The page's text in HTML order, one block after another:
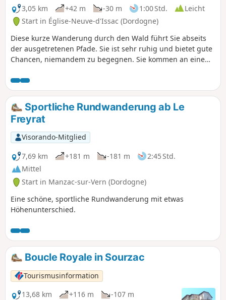
3,05 km +42 m -30 m 1:00 Std.
Leicht
Start in Église-Neuve-d'Issac (Dordogne)
Diese kurze Wanderung durch den Wald führt Sie abseits
der ausgetretenen Pfade. Sie ist sehr ruhig und bietet gute
Chancen, niemandem zu begegnen. Sie kommen an einem
inmitten der Natur, um einen Moment der Ruhe zu
genießen.
Sportliche Rundwanderung ab Le
Freyrat
Visorando-Mitglied
7,69 km
+181 m -181 m
2:45 Std.
Mittel
Start in Manzac-sur-Vern (Dordogne)
Eine schöne, sportliche Rundwanderung mit etwas
Höhenunterschied.
Boucle Royale in Sourzac
Tourismusinformation
13,68 km
+116 m
-107 m